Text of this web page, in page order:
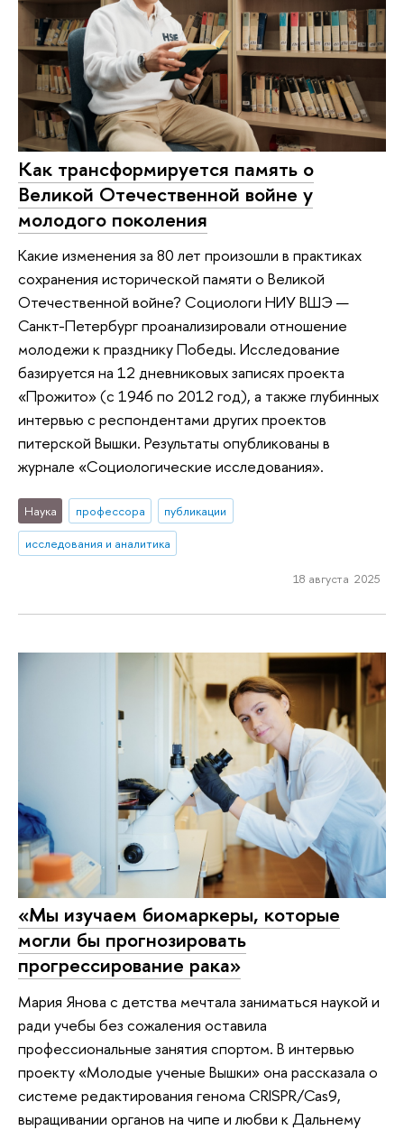
Как трансформируется память о
Великой Отечественной войне у
молодого поколения
Какие изменения за 80 лет произошли в практиках
сохранения исторической памяти о Великой
Отечественной войне? Социологи НИУ ВШЭ —
Санкт-Петербург проанализировали отношение
молодежи к празднику Победы. Исследование
базируется на 12 дневниковых записях проекта
«Прожито» (с 1946 по 2012 год), а также глубинных
интервью с респондентами других проектов
питерской Вышки. Результаты опубликованы в
журнале «Социологические исследования».
Наука профессора
публикации
исследования и аналитика
18 августа 2025
«Мы изучаем биомаркеры, которые
могли бы прогнозировать
прогрессирование рака»
Мария Янова с детства мечтала заниматься наукой и
ради учебы без сожаления оставила
профессиональные занятия спортом. В интервью
проекту «Молодые ученые Вышки» она рассказала о
системе редактирования генома CRISPR/Cas9,
выращивании органов на чипе и любви к Дальнему